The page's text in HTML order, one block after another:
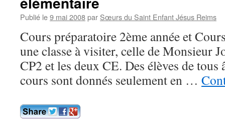
Publié le9 mai 2008par Sœurs du Saint Enfant Jésus Reims
Cours préparatoire 2ème année et
une classe à visiter, celle de Monsieur
CP2 et les deux CE. Des élèves de tous
cours sont don­nés seulement en …